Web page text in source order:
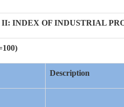
INDEX OF INDUSTRIAL
Description